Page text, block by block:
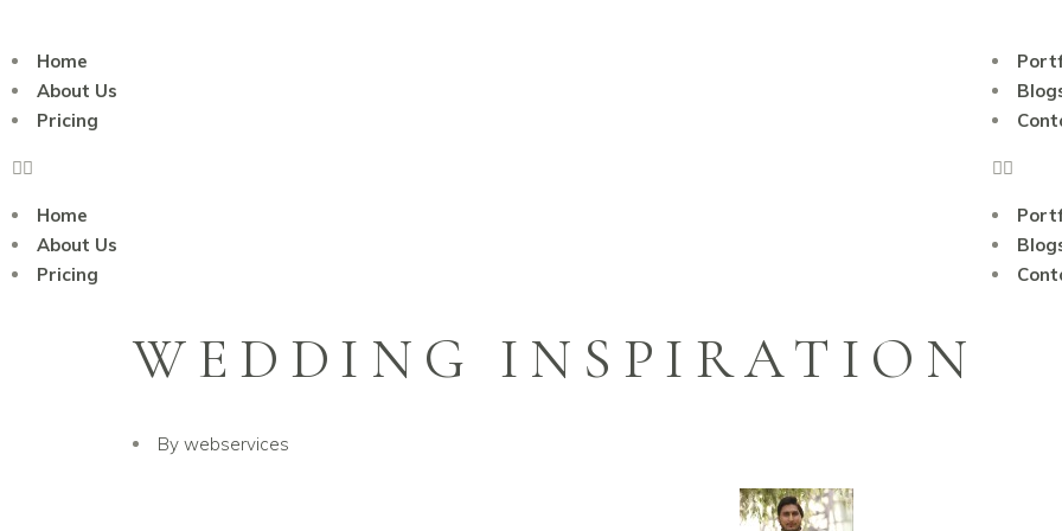
Home
About Us
Pricing
Home
About Us
Pricing
WEDDING INSPIRATION
By webservices